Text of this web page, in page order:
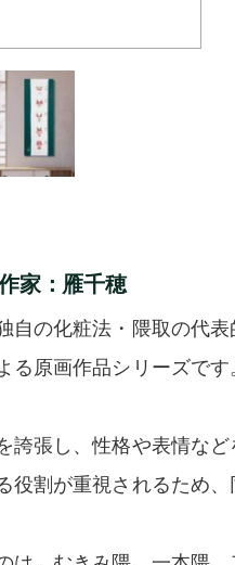
家：雁千穂
自の化粧法・隈取の代
る原画作品シリーズです
誇張し、性格や表情な
役割が重視されるため